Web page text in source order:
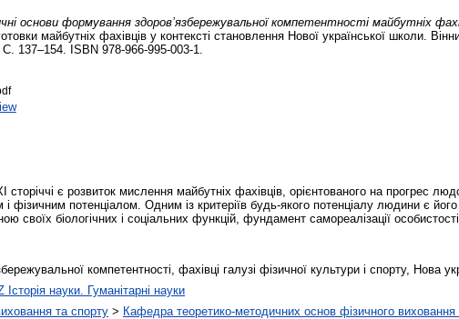
основи формування здоров’язбережувальної компетентності майбутніх
майбутніх фахівців у контексті становлення Нової української школи.
137–154. ISBN 978-966-995-003-1.
є розвиток мислення майбутніх фахівців, орієнтованого на прогрес
фізичним потенціалом. Одним із критеріїв будь-якого потенціалу людини є
своїх біологічних і соціальних функцій, фундамент самореалізації особистості.
компетентності, фахівці галузі фізичної культури і спорту, Нова
Історія науки. Гуманітарні науки
та спорту > Кафедра теоретико-методичних основ фізичного виховання